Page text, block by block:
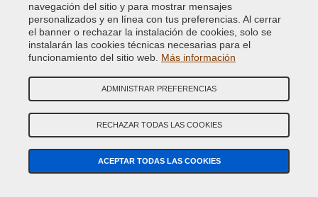
Código de Color Original :
Código de Producto:BVCD-FI-391B
VERDE CRYSTAL MET.
Código de Color Original :352
Código de Producto:BVCD-FI-352
VERDE DERBY METALLESCEN.
Código de Color Original :340
Código de Producto:BVCD-FI-340
navegación del sitio y para mostrar mensajes
personalizados y en línea con tus preferencias. Al cerrar
el banner o rechazar la instalación de cookies, solo se
instalarán las cookies técnicas necesarias para el
funcionamiento del sitio web. Más información
ADMINISTRAR PREFERENCIAS
RECHAZAR TODAS LAS COOKIES
ACEPTAR TODAS LAS COOKIES